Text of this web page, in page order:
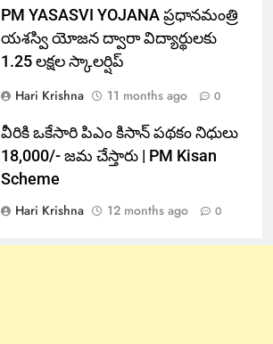
PM YASASVI YOJANA ప్రధానమంత్రి
యశస్వి యోజన ద్వారా విద్యార్థులకు
1.25 లక్షల స్కాలర్షిప్
Hari Krishna
11 months ago 0
వీరికి ఒకేసారి పిఎం కిసాన్ పథకం నిధులు
18,000/- జమ చేస్తారు | PM Kisan
Scheme
Hari Krishna
12 months ago 0